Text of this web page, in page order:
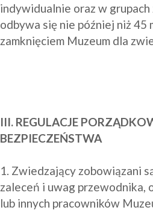
indywidualnie oraz w
odbywa się nie później niż 45
zamknięciem Muzeum dla
III. REGULACJE
BEZPIECZEŃSTWA
1. Zwiedzający zobowiązani
zaleceń i uwag przewodnika,
lub innych pracowników